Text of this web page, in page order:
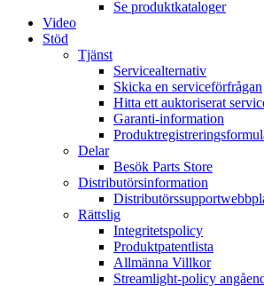
Se produktkataloger
Video
Stöd
Tjänst
Servicealternativ
Skicka en serviceförfrågan
Hitta ett auktoriserat
Garanti-information
Delar
Besök Parts Store
Distributörsinformation
Rättslig
Integritetspolicy
Produktpatentlista
Allmänna Villkor
Streamlight-policy